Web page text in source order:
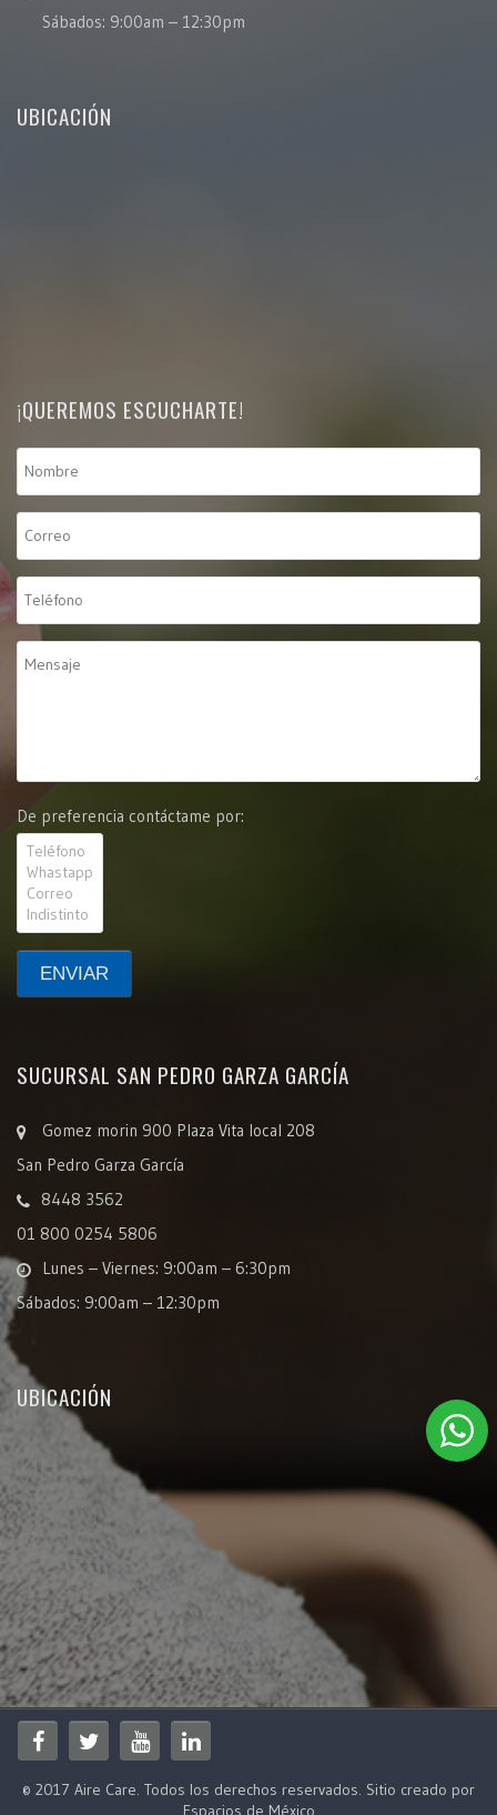
Sábados: 9:00am – 12:30pm
UBICACIÓN
¡QUEREMOS ESCUCHARTE!
De preferencia contáctame por:
SUCURSAL SAN PEDRO GARZA GARCÍA
Gomez morin 900 Plaza Vita local 208
San Pedro Garza García
8448 3562
01 800 0254 5806
Lunes – Viernes: 9:00am – 6:30pm
Sábados: 9:00am – 12:30pm
UBICACIÓN
© 2017 Aire Care. Todos los derechos reservados. Sitio creado por
Espacios de México